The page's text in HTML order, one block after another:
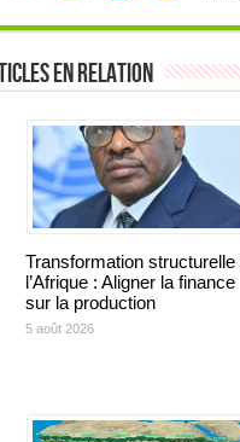
en relation
Transformation structurelle
l’Afrique : Aligner la finance
sur la production
5 août 2026